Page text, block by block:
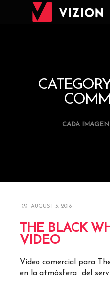
CADA
AUGUST 3, 2018
THE BLACK
VIDEO
Video comercial para
en la atmósfera del